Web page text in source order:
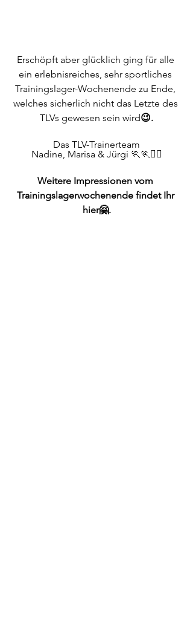
Erschöpft aber glücklich ging für alle
ein erlebnisreiches, sehr sportliches
Trainingslager-Wochenende zu Ende,
welches sicherlich nicht das Letzte des
TLVs gewesen sein wird😉.
Das TLV-Trainerteam
Nadine, Marisa & Jürgi 🏃🏃🏃‍♂️
Weitere Impressionen vom
Trainingslagerwochenende findet Ihr
hier🤗.